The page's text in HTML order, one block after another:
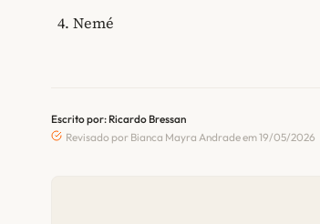
Nemé
Escrito por: Ricardo Bressan
Revisado por Bianca Mayra Andrade em 19/05/2026